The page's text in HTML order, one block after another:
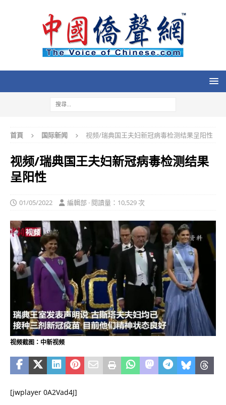
首頁 国际新闻 视频/瑞典国王夫妇新冠病毒检测结果呈阳性
视频/瑞典国王夫妇新冠病毒检测结果
呈阳性
01/05/2022 編輯部 · 閱讀量：10,529 次
视频截图：中新视频
[jwplayer 0A2Vad4J]